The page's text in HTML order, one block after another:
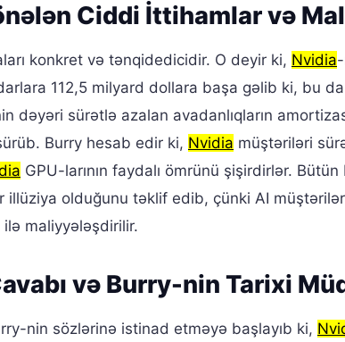
Ciddi İttihamlar və
konkret və tənqidedicidir. O deyir ki, Nvidia
112,5 milyard dollara başa gəlib ki, bu
dəyəri sürətlə azalan avadanlıqların
Burry hesab edir ki, Nvidia müştəriləri
GPU-larının faydalı ömrünü şişirdirlər.
illüziya olduğunu təklif edib, çünki AI
maliyyələşdirilir.
və Burry-nin Tarixi
nin sözlərinə istinad etməyə başlayıb ki,